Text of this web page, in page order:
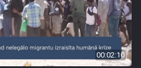
00:02:10